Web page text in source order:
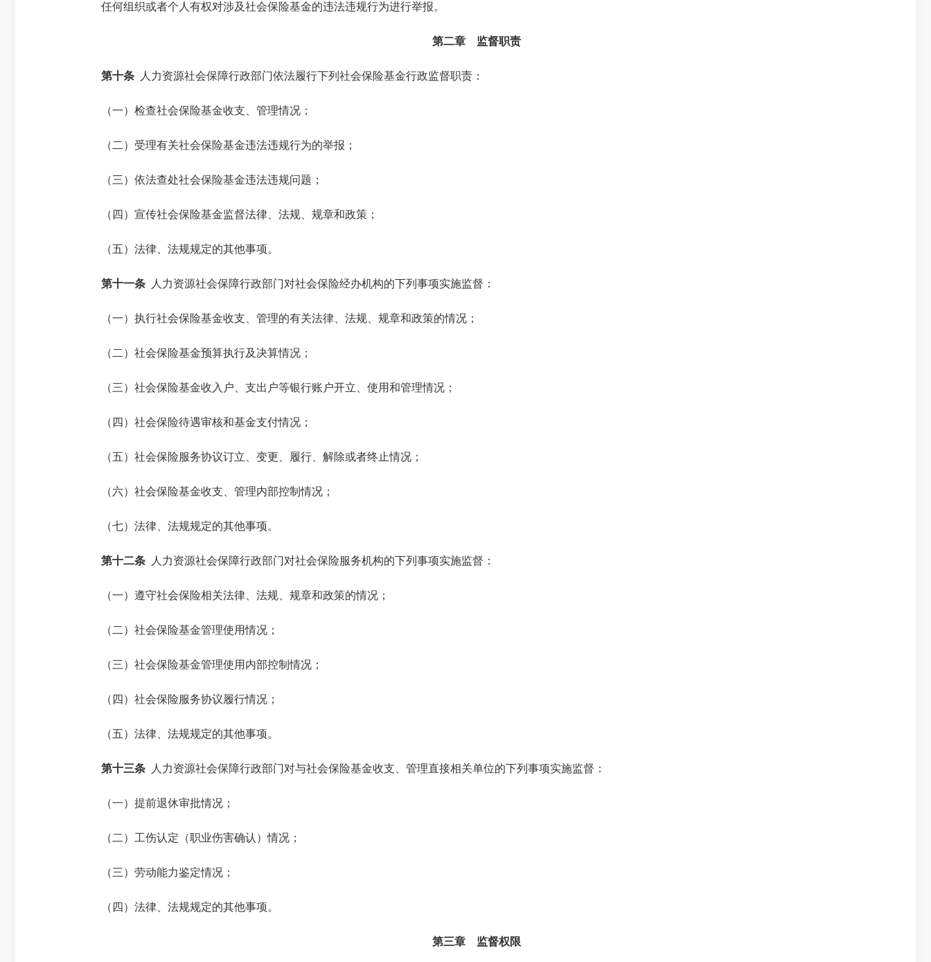
任何组织或者个人有权对涉及社会保险基金的违法违规行为进行举报。
第二章 监督职责
第十条 人力资源社会保障行政部门依法履行下列社会保险基金行政监督职责：
（一）检查社会保险基金收支、管理情况；
（二）受理有关社会保险基金违法违规行为的举报；
（三）依法查处社会保险基金违法违规问题；
（四）宣传社会保险基金监督法律、法规、规章和政策；
（五）法律、法规规定的其他事项。
第十一条 人力资源社会保障行政部门对社会保险经办机构的下列事项实施监督：
（一）执行社会保险基金收支、管理的有关法律、法规、规章和政策的情况；
（二）社会保险基金预算执行及决算情况；
（三）社会保险基金收入户、支出户等银行账户开立、使用和管理情况；
（四）社会保险待遇审核和基金支付情况；
（五）社会保险服务协议订立、变更、履行、解除或者终止情况；
（六）社会保险基金收支、管理内部控制情况；
（七）法律、法规规定的其他事项。
第十二条 人力资源社会保障行政部门对社会保险服务机构的下列事项实施监督：
（一）遵守社会保险相关法律、法规、规章和政策的情况；
（二）社会保险基金管理使用情况；
（三）社会保险基金管理使用内部控制情况；
（四）社会保险服务协议履行情况；
（五）法律、法规规定的其他事项。
第十三条 人力资源社会保障行政部门对与社会保险基金收支、管理直接相关单位的下列事项实施监督：
（一）提前退休审批情况；
（二）工伤认定（职业伤害确认）情况；
（三）劳动能力鉴定情况；
（四）法律、法规规定的其他事项。
第三章 监督权限